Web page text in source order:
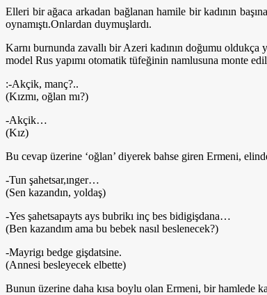
Elleri bir ağaca arkadan bağlanan hamile bir kadının
oynamıştı.Onlardan duymuşlardı.
Karnı burnunda zavallı bir Azeri kadının doğumu
model Rus yapımı otomatik tüfeğinin namlusuna monte
:-Akçik, manç?..
(Kızmı, oğlan mı?)
-Akçik…
(Kız)
Bu cevap üzerine ‘oğlan’ diyerek bahse giren Ermeni,
-Tun şahetsar,ınger…
(Sen kazandın, yoldaş)
-Yes şahetsapayts ays bubrikı inç bes bidigişdana…
(Ben kazandım ama bu bebek nasıl beslenecek?)
-Mayrigı bedge gişdatsine.
(Annesi besleyecek elbette)
Bunun üzerine daha kısa boylu olan Ermeni, bir hamlede